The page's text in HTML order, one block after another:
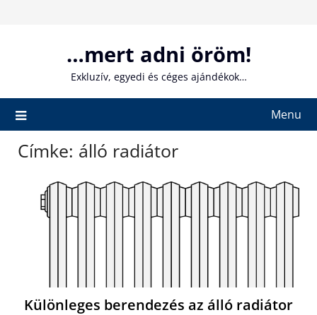
…mert adni öröm!
Exkluzív, egyedi és céges ajándékok…
Menu
Címke: álló radiátor
Különleges berendezés az álló radiátor